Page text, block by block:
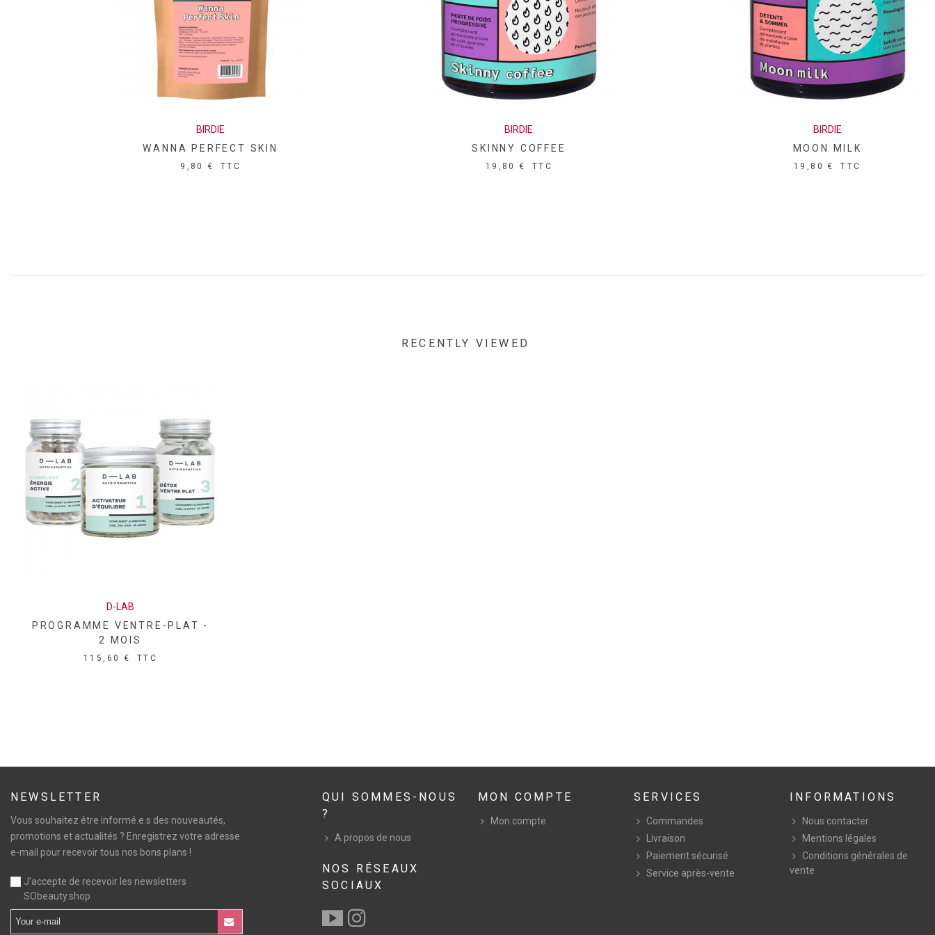
calcareum (50mg) • Sels thermaux de Vichy (40mg) • Antiagglomérant : Stéarate de magnésium.
WANNA PERFECT SKIN
TTC
SKINNY COFFEE
TTC
MOON MILK
TTC
RECENTLY VIEWED
D-LAB
PROGRAMME VENTRE-PLAT -
2 MOIS
115,60 € TTC
NEWSLETTER
Vous souhaitez être informé.e.s des nouveautés,
promotions et actualités ? Enregistrez votre adresse
e-mail pour recevoir tous nos bons plans !
J'accepte de recevoir les newsletters
SObeauty.shop
QUI SOMMES-NOUS
?
A propos de nous
NOS RÉSEAUX
SOCIAUX
MON COMPTE
Mon compte
SERVICES
Commandes
Livraison
Paiement sécurisé
Service après-vente
INFORMATIONS
Nous contacter
Mentions légales
Conditions générales de
vente